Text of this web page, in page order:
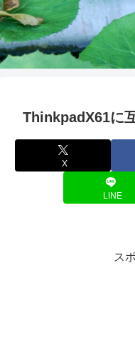
ThinkpadX61に
X
LINE
ス